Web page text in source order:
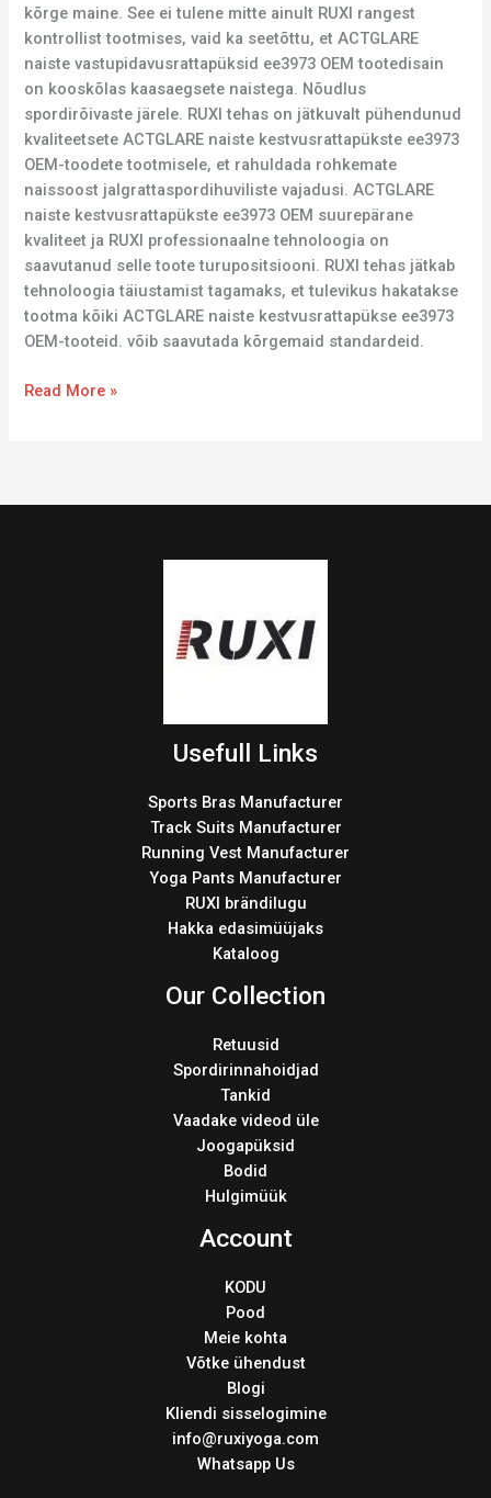
kõrge maine. See ei tulene mitte ainult RUXI rangest
kontrollist tootmises, vaid ka seetõttu, et ACTGLARE
naiste vastupidavusrattapüksid ee3973 OEM tootedisain
on kooskõlas kaasaegsete naistega. Nõudlus
spordirõivaste järele. RUXI tehas on jätkuvalt pühendunud
kvaliteetsete ACTGLARE naiste kestvusrattapükste ee3973
OEM-toodete tootmisele, et rahuldada rohkemate
naissoost jalgrattaspordihuviliste vajadusi. ACTGLARE
naiste kestvusrattapükste ee3973 OEM suurepärane
kvaliteet ja RUXI professionaalne tehnoloogia on
saavutanud selle toote turupositsiooni. RUXI tehas jätkab
tehnoloogia täiustamist tagamaks, et tulevikus hakatakse
tootma kõiki ACTGLARE naiste kestvusrattapükse ee3973
OEM-tooteid. võib saavutada kõrgemaid standardeid.
Read More »
Usefull Links
Sports Bras Manufacturer
Track Suits Manufacturer
Running Vest Manufacturer
Yoga Pants Manufacturer
RUXI brändilugu
Hakka edasimüüjaks
Kataloog
Our Collection
Retuusid
Spordirinnahoidjad
Tankid
Vaadake videod üle
Joogapüksid
Bodid
Hulgimüük
Account
KODU
Pood
Meie kohta
Võtke ühendust
Blogi
Kliendi sisselogimine
info@ruxiyoga.com
Whatsapp Us